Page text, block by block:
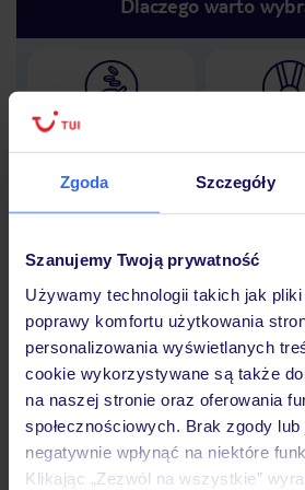
Zgoda Szczegóły
Szanujemy Twoją prywatność
Używamy technologii takich jak
poprawy komfortu użytkowania
personalizowania wyświetlanych
cookie wykorzystywane są także
na naszej stronie oraz oferowania
społecznościowych. Brak zgody
negatywnie wpłynąć na niektóre
Klikając „Zezwól na wszystkie”
Lider niskich cen
Hotel
Opinie
Pokoje